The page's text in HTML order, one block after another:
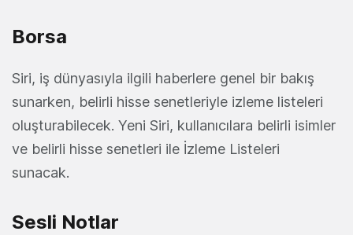
Borsa
Siri, iş dünyasıyla ilgili haberlere genel bir bakış
sunarken, belirli hisse senetleriyle izleme listeleri
oluşturabilecek. Yeni Siri, kullanıcılara belirli isimler
ve belirli hisse senetleri ile İzleme Listeleri
sunacak.
Sesli Notlar